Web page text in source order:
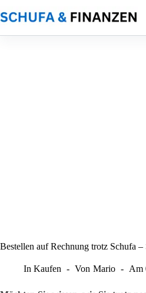
Inhalt
springen
Bestellen auf Rechnung trotz Schufa –
In Kaufen Von Mario Am